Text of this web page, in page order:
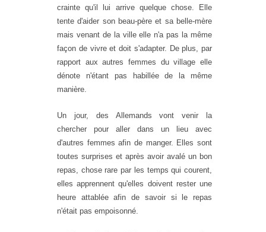
crainte qu'il lui arrive quelque chose. Elle
tente d'aider son beau-père et sa belle-mère
mais venant de la ville elle n'a pas la même
façon de vivre et doit s'adapter. De plus, par
rapport aux autres femmes du village elle
dénote n'étant pas habillée de la même
manière.
Un jour, des Allemands vont venir la
chercher pour aller dans un lieu avec
d'autres femmes afin de manger. Elles sont
toutes surprises et après avoir avalé un bon
repas, chose rare par les temps qui courent,
elles apprennent qu'elles doivent rester une
heure attablée afin de savoir si le repas
n'était pas empoisonné.